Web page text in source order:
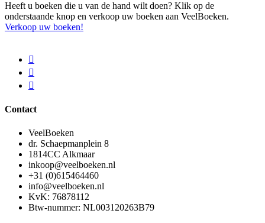
Heeft u boeken die u van de hand wilt doen? Klik op de
onderstaande knop en verkoop uw boeken aan VeelBoeken.
Verkoop uw boeken!
Contact
VeelBoeken
dr. Schaepmanplein 8
1814CC Alkmaar
inkoop@veelboeken.nl
+31 (0)615464460
info@veelboeken.nl
KvK: 76878112
Btw-nummer: NL003120263B79